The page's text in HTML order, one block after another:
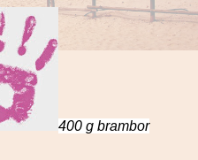
400 g brambor